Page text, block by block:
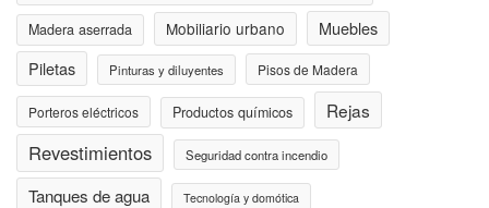
Madera aserrada Mobiliario urbano
Muebles
Piletas
Pinturas y diluyentes Pisos de Madera
Porteros eléctricos Productos químicos Rejas
Revestimientos Seguridad contra incendio
Tanques de agua Tecnología y domótica